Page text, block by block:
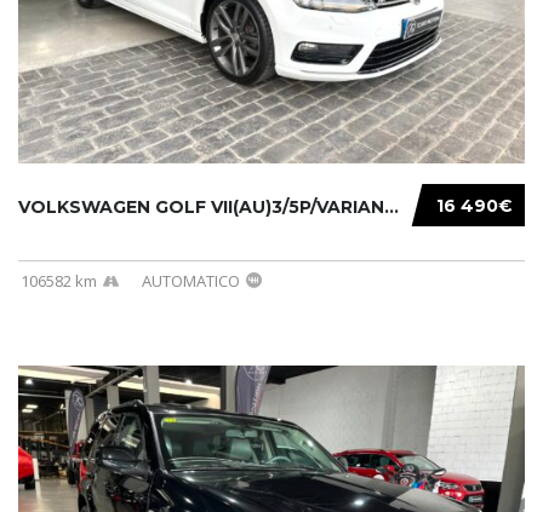
16 490€
VOLKSWAGEN GOLF VII(AU)3/5P/VARIANT(12-16 20...
106582 km AUTOMATICO